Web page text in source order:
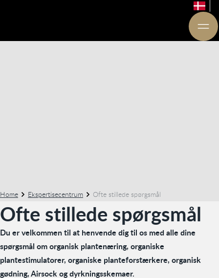
Home Ekspertisecentrum Ofte stillede spørgsmål
Ofte stillede spørgsmål
Du er velkommen til at henvende dig til os med alle dine
spørgsmål om organisk plantenæring, organiske
plantestimulatorer, organiske planteforstærkere, organisk
gødning, Airsock og dyrkningsskemaer.